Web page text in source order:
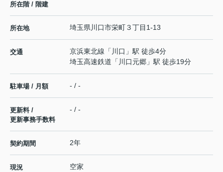
所在階 / 階建
所在地 埼玉県 川口市栄町３丁目1-13
交通 京浜東北線 「 川口 」駅 徒歩4分
埼玉高速鉄道 「 川口元郷 」駅 徒歩19分
駐車場 / 月額 - / -
更新料 /
更新事務手数料
- / -
契約期間 2年
現況 空家